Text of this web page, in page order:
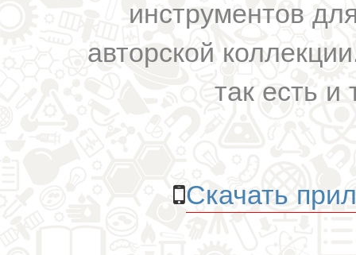
инструментов
авторской
так есть и
Скачать